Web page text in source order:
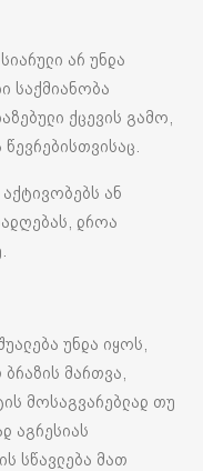
არ უნდა
საქმიანობა
ქცევის გამო,
ან
დროა
უნდა იყოს,
მართვა,
მოსაგვარებლად თუ
აგრესიას
სწავლება მათ